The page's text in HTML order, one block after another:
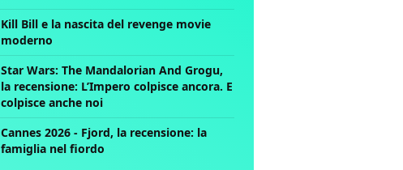
Kill Bill e la nascita del revenge movie
moderno
Star Wars: The Mandalorian And Grogu,
la recensione: L’Impero colpisce ancora. E
colpisce anche noi
Cannes 2026 - Fjord, la recensione: la
famiglia nel fiordo